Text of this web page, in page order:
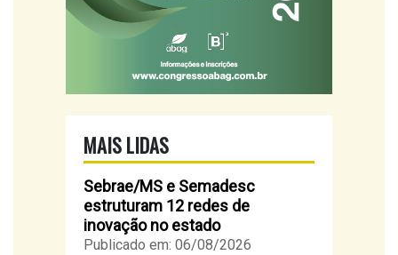
MAIS LIDAS
Sebrae/MS e Semadesc
estruturam 12 redes de
inovação no estado
Publicado em: 06/08/2026